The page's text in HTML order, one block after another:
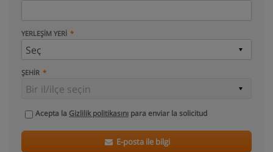
YERLEŞIM YERI
ŞEHIR
Acepta la Gizlilik politikasını para enviar la solicitud
E-posta ile bilgi